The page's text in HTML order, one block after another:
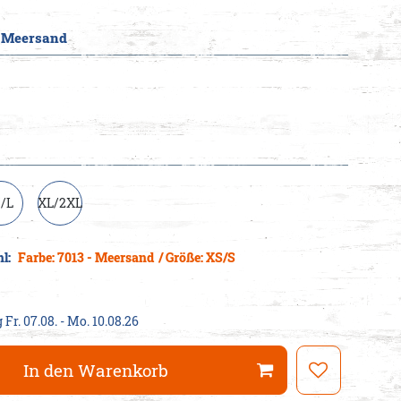
Meersand
L XL/2XL
Farbe: 7013 - Meersand / Größe: XS/S
07.08. - Mo. 10.08.26
In den Warenkorb